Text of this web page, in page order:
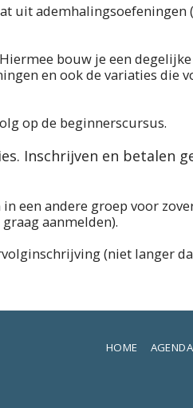
uit ademhalingsoefeningen
bouw je een
en ook de variaties die
op de beginnerscursus.
Inschrijven en betalen
een andere groep voor
aanmelden).
(niet langer
HOME AGENDA